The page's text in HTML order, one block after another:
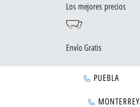
Los mejores precios
Envío Gratis
PUEBLA
MONTERREY